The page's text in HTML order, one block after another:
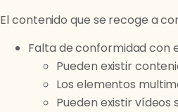
El contenido que se recoge a
Falta de conformidad con el
Pueden existir
Los elementos
Pueden existir vídeos